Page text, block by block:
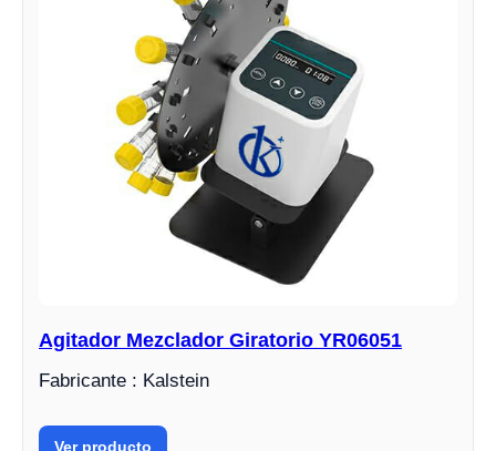
Agitador Mezclador Giratorio YR06051
Fabricante : Kalstein
Ver producto